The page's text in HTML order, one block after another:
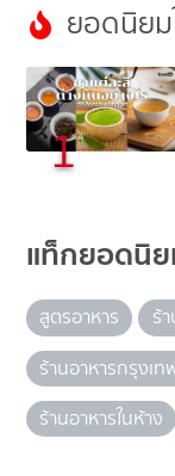
ยอดนิย
1
แท็กยอดนิ
สูตรอาหาร ร้
ร้านอาหารกรุงเท
ร้านอาหารในห้าง